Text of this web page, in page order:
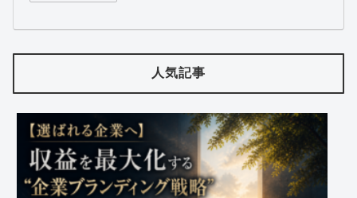
人気記事